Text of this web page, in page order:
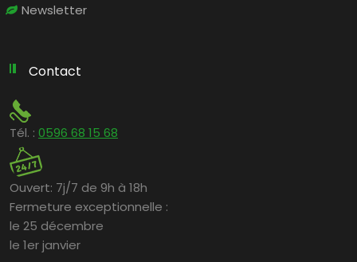
Newsletter
Contact
Tél. : 0596 68 15 68
Ouvert: 7j/7 de 9h à 18h
Fermeture exceptionnelle :
le 25 décembre
le 1er janvier